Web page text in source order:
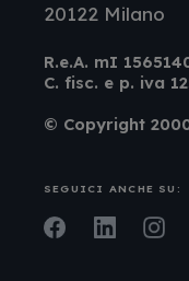
20122 Milano
R.e.A. mI
C. fisc. e p. iva
© Copyright 2000
SEGUICI ANCHE SU: